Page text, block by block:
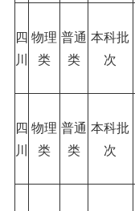
四
川
物理
类
普通
类
本科批
次
四
川
物理
类
普通
类
本科批
次